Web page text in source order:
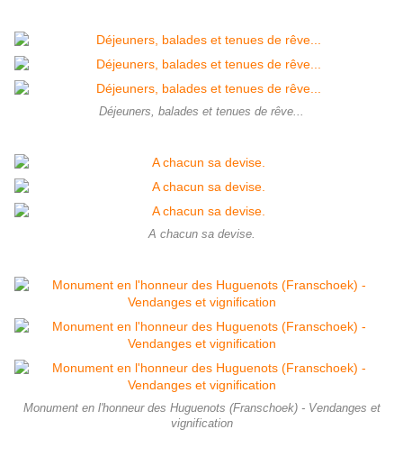
Déjeuners, balades et tenues de rêve...
A chacun sa devise.
Monument en l'honneur des Huguenots (Franschoek) - Vendanges et
vignification